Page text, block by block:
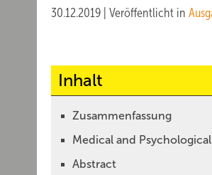
30.12.2019 Veröffentlicht in
Inhalt
Zusammenfassung
Medical and
Abstract